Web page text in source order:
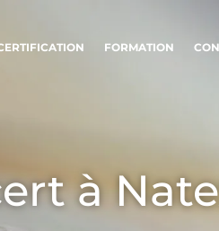
FORMATION
nos équipes
notre environnement
à